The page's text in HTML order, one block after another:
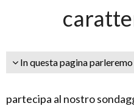
In questa pagina parleremo
partecipa al nostro